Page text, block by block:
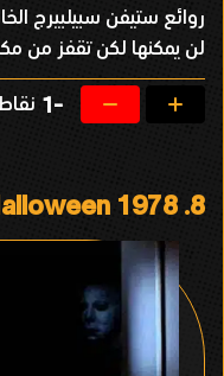
روائع ستيفن سبيلبيرج
لن يمكنها لكن تقفز من
-1
8.
1978